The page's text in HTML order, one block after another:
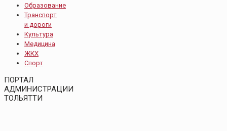
Образование
Транспорт
и дороги
Культура
Медицина
ЖКХ
Спорт
ПОРТАЛ
АДМИНИСТРАЦИИ
ТОЛЬЯТТИ